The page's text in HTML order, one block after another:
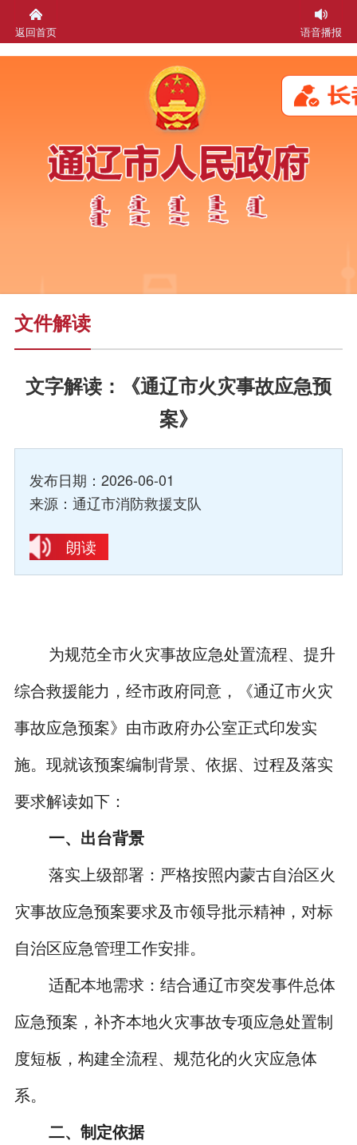
返回首页 语音播报
文件解读
文字解读：《通辽市火灾事故应急预
案》
发布日期：2026-06-01
来源：通辽市消防救援支队
朗读
为规范全市火灾事故应急处置流程、提升
综合救援能力，经市政府同意，《通辽市火灾
事故应急预案》由市政府办公室正式印发实
施。现就该预案编制背景、依据、过程及落实
要求解读如下：
一、出台背景
落实上级部署：严格按照内蒙古自治区火
灾事故应急预案要求及市领导批示精神，对标
自治区应急管理工作安排。
适配本地需求：结合通辽市突发事件总体
应急预案，补齐本地火灾事故专项应急处置制
度短板，构建全流程、规范化的火灾应急体
系。
二、制定依据